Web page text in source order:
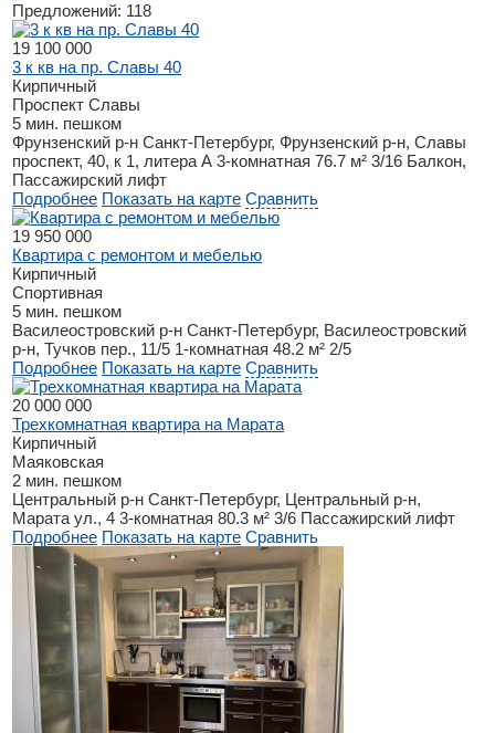
Предложений: 118
19 100 000
3 к кв на пр. Славы 40
Кирпичный
Проспект Славы
5 мин. пешком
Фрунзенский р-н Санкт-Петербург, Фрунзенский р-н, Славы
проспект, 40, к 1, литера А 3-комнатная 76.7 м² 3/16 Балкон,
Пассажирский лифт
Подробнее Показать на карте Сравнить
19 950 000
Квартира с ремонтом и мебелью
Кирпичный
Спортивная
5 мин. пешком
Василеостровский р-н Санкт-Петербург, Василеостровский
р-н, Тучков пер., 11/5 1-комнатная 48.2 м² 2/5
Подробнее Показать на карте Сравнить
20 000 000
Трехкомнатная квартира на Марата
Кирпичный
Маяковская
2 мин. пешком
Центральный р-н Санкт-Петербург, Центральный р-н,
Марата ул., 4 3-комнатная 80.3 м² 3/6 Пассажирский лифт
Подробнее Показать на карте Сравнить